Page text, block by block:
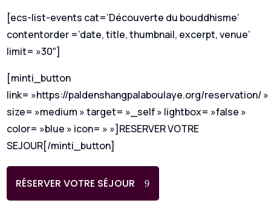
[ecs-list-events cat=’Découverte du bouddhisme’
contentorder =’date, title, thumbnail, excerpt, venue’
limit= »30″]
[minti_button
link= »https://paldenshangpalaboulaye.org/reservation/ »
size= »medium » target= »_self » lightbox= »false »
color= »blue » icon= » »]RESERVER VOTRE
SEJOUR[/minti_button]
RÉSERVER VOTRE SÉJOUR